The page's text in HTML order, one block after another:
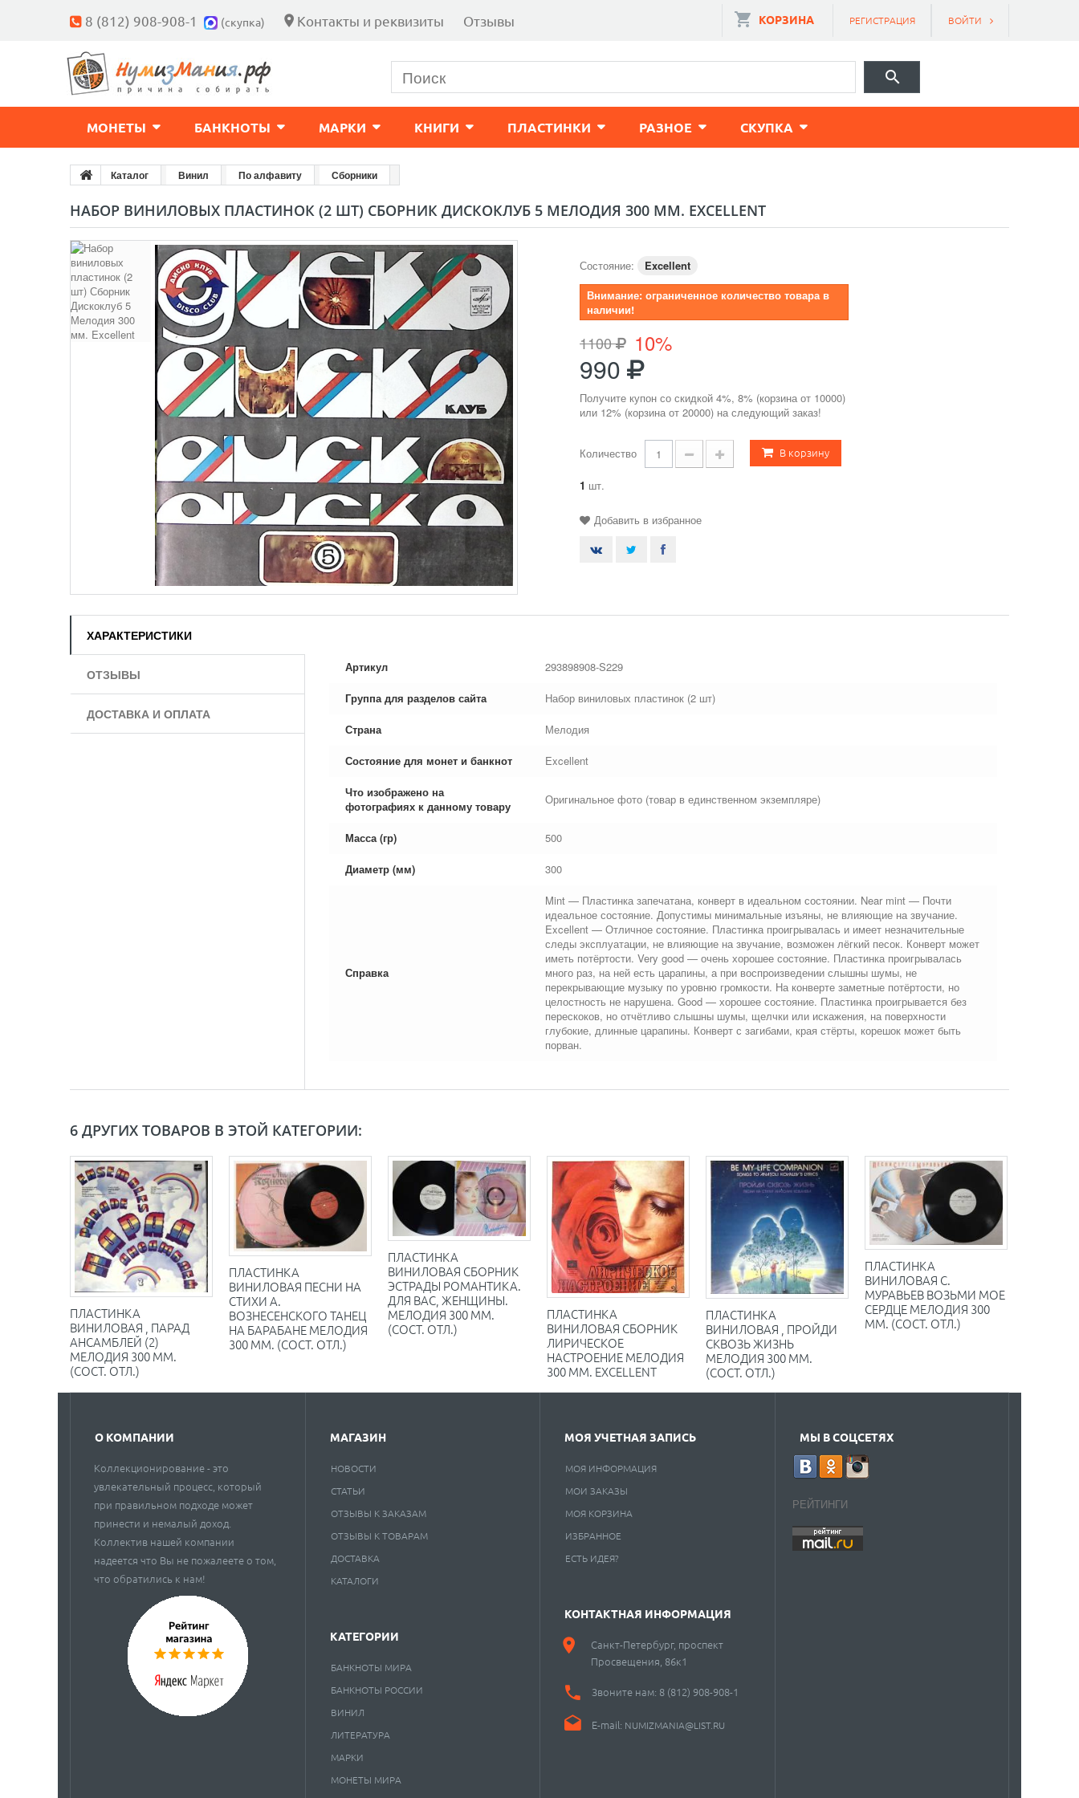
8 (812) 908-908-1 (скупка) Контакты и реквизиты Отзывы ВОЙТИ
РЕГИСТРАЦИЯ
КОРЗИНА
МОНЕТЫ БАНКНОТЫ МАРКИ КНИГИ ПЛАСТИНКИ РАЗНОЕ CКУПКА
Каталог Винил По алфавиту Сборники
НАБОР ВИНИЛОВЫХ ПЛАСТИНОК (2 ШТ) СБОРНИК ДИСКОКЛУБ 5 МЕЛОДИЯ 300 ММ. EXCELLENT
Состояние:
Excellent
Внимание: ограниченное количество товара в
наличии!
1100 10%
990
Получите купон со скидкой 4%, 8% (корзина от 10000)
или 12% (корзина от 20000) на следующий заказ!
Количество В корзину
1 шт.
Добавить в избранное
ХАРАКТЕРИСТИКИ
ОТЗЫВЫ
ДОСТАВКА И ОПЛАТА
Артикул 293898908-S229
Группа для разделов сайта Набор виниловых пластинок (2 шт)
Страна Мелодия
Состояние для монет и банкнот Excellent
Что изображено на
фотографиях к данному товару
Оригинальное фото (товар в единственном экземпляре)
Масса (гр) 500
Диаметр (мм) 300
Справка
Mint — Пластинка запечатана, конверт в идеальном состоянии. Near mint — Почти
идеальное состояние. Допустимы минимальные изъяны, не влияющие на звучание.
Excellent — Отличное состояние. Пластинка проигрывалась и имеет незначительные
следы эксплуатации, не влияющие на звучание, возможен лёгкий песок. Конверт может
иметь потёртости. Very good — очень хорошее состояние. Пластинка проигрывалась
много раз, на ней есть царапины, а при воспроизведении слышны шумы, не
перекрывающие музыку по уровню громкости. На конверте заметные потёртости, но
целостность не нарушена. Good — хорошее состояние. Пластинка проигрывается без
перескоков, но отчётливо слышны шумы, щелчки или искажения, на поверхности
глубокие, длинные царапины. Конверт с загибами, края стёрты, корешок может быть
порван.
6 ДРУГИХ ТОВАРОВ В ЭТОЙ КАТЕГОРИИ:
ПЛАСТИНКА
ВИНИЛОВАЯ , ПАРАД
АНСАМБЛЕЙ (2)
МЕЛОДИЯ 300 ММ.
(СОСТ. ОТЛ.)
ПЛАСТИНКА
ВИНИЛОВАЯ ПЕСНИ НА
СТИХИ А.
ВОЗНЕСЕНСКОГО ТАНЕЦ
НА БАРАБАНЕ МЕЛОДИЯ
300 ММ. (СОСТ. ОТЛ.)
ПЛАСТИНКА
ВИНИЛОВАЯ СБОРНИК
ЭСТРАДЫ РОМАНТИКА.
ДЛЯ ВАС, ЖЕНЩИНЫ.
МЕЛОДИЯ 300 ММ.
(СОСТ. ОТЛ.)
ПЛАСТИНКА
ВИНИЛОВАЯ СБОРНИК
ЛИРИЧЕСКОЕ
НАСТРОЕНИЕ МЕЛОДИЯ
300 ММ. EXCELLENT
ПЛАСТИНКА
ВИНИЛОВАЯ , ПРОЙДИ
СКВОЗЬ ЖИЗНЬ
МЕЛОДИЯ 300 ММ.
(СОСТ. ОТЛ.)
ПЛАСТИНКА
ВИНИЛОВАЯ С.
МУРАВЬЕВ ВОЗЬМИ МОЕ
СЕРДЦЕ МЕЛОДИЯ 300
ММ. (СОСТ. ОТЛ.)
О КОМПАНИИ
Коллекционирование - это
увлекательный процесс, который
при правильном подходе может
принести и немалый доход.
Коллектив нашей компании
надеется что Вы не пожалеете о том,
что обратились к нам!
МАГАЗИН
НОВОСТИ
СТАТЬИ
ОТЗЫВЫ К ЗАКАЗАМ
ОТЗЫВЫ К ТОВАРАМ
ДОСТАВКА
КАТАЛОГИ
КАТЕГОРИИ
БАНКНОТЫ МИРА
БАНКНОТЫ РОССИИ
ВИНИЛ
ЛИТЕРАТУРА
МАРКИ
МОНЕТЫ МИРА
МОЯ УЧЕТНАЯ ЗАПИСЬ
МОЯ ИНФОРМАЦИЯ
МОИ ЗАКАЗЫ
МОЯ КОРЗИНА
ИЗБРАННОЕ
ЕСТЬ ИДЕЯ?
КОНТАКТНАЯ ИНФОРМАЦИЯ
Санкт-Петербург, проспект
Просвещения, 86к1
Звоните нам: 8 (812) 908-908-1
E-mail: NUMIZMANIA@LIST.RU
МЫ В СОЦСЕТЯХ
РЕЙТИНГИ